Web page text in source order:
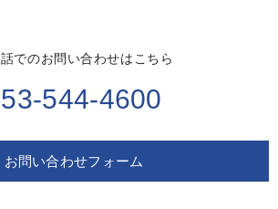
でのお問い合わせはこちら
544-4600
お問い合わせフォーム